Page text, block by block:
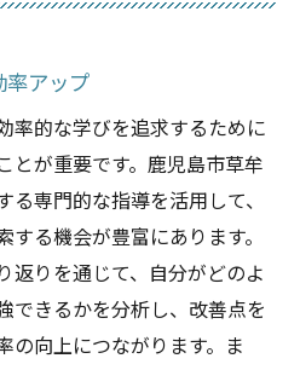
を学ぶ
作り方
クニック
方のポイント
の確立
グが塾での学びに与える
率アップ
率的な学びを追求するために
とが重要です。鹿児島市草牟
専門的な指導を活用して、
る機会が豊富にあります。
返りを通じて、自分がどのよ
できるかを分析し、改善点を
の向上につながります。ま